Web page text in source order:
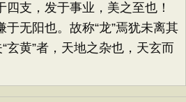
支，发于事业，美之至也！
于无阳也。故称“龙”焉犹未离其
玄黄”者，天地之杂也，天玄而